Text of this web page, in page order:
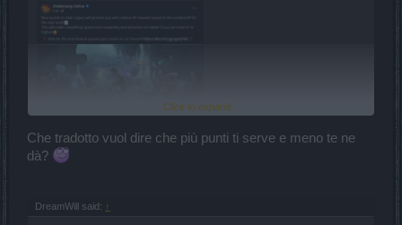
Click to expand...
Che tradotto vuol dire che più punti ti serve e meno te ne
dà?
DreamWill said: ↑